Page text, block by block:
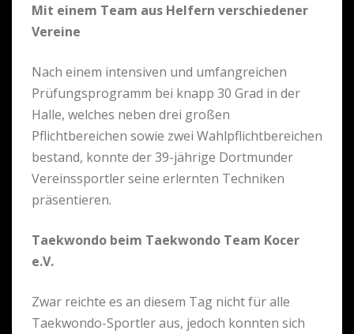
Mit einem Team aus Helfern verschiedener
Vereine
Nach einem intensiven und umfangreichen
Prüfungsprogramm bei knapp 30 Grad in der
Halle, welches neben drei großen
Pflichtbereichen sowie zwei Wahlpflichtbereichen
bestand, konnte der 39-jährige Dortmunder
Vereinssportler seine erlernten Techniken
präsentieren.
Taekwondo beim Taekwondo Team Kocer
e.V.
Zwar reichte es an diesem Tag nicht für alle
Taekwondo-Sportler aus, jedoch konnten sich